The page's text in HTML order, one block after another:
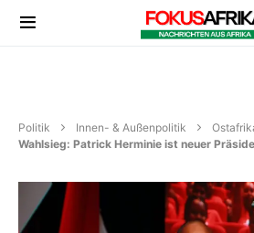
Politik Innen- & Außenpolitik
Wahlsieg: Patrick Herminie ist neuer